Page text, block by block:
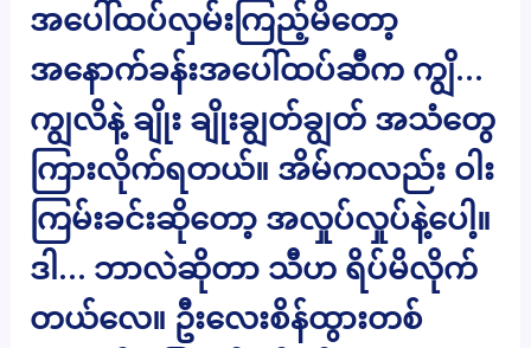
အပေါ်ထပ်လှမ်းကြည့်မိတော့
အနောက်ခန်းအပေါ်ထပ်ဆီက ကျွိ…
ကျွလိနဲ့ ချိုး ချိုးချွတ်ချွတ် အသံတွေ
ကြားလိုက်ရတယ်။ အိမ်ကလည်း ဝါး
ကြမ်းခင်းဆိုတော့ အလှုပ်လှုပ်နဲ့ပေါ့။
ဒါ… ဘာလဲဆိုတာ သီဟ ရိပ်မိလိုက်
တယ်လေ။ ဦးလေးစိန်ထွားတစ်